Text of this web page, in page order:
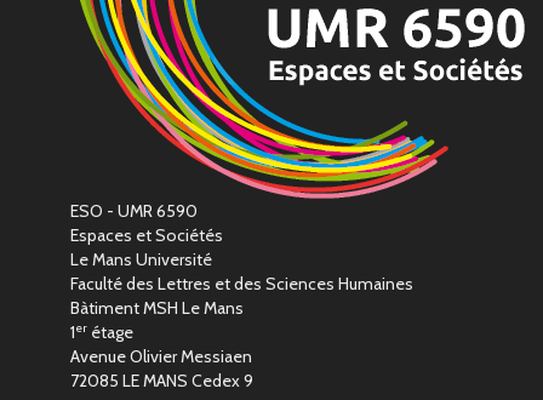
ESO - UMR 6590
Espaces et Sociétés
Le Mans Université
Faculté des Lettres et des Sciences Humaines
Bàtiment MSH Le Mans
1er étage
Avenue Olivier Messiaen
72085 LE MANS Cedex 9